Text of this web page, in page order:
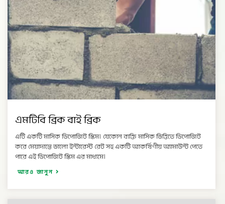
এমটিবি ব্রিক বাই ব্রিক
এটি একটি মাসিক ডিপোজিট স্কিম। যেকোন ব্যক্তি মাসিক ভিত্তিতে ডিপোজিট
করে মেয়াদান্তে ভালো ইন্টারেস্ট রেট সহ একটি আকর্ষিণীয় অ্যামাউন্ট পেতে
পারে এই ডিপোজিট স্কিম এর মাধ্যমে।
আরও জানুন